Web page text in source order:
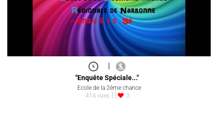
|
"Enquête Spéciale..."
Ecole de la 2ème chance
414 vues
2